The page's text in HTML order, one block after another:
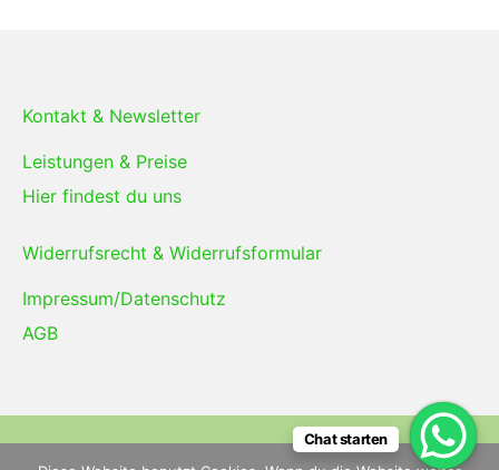
Kontakt & Newsletter
Leistungen & Preise
Hier findest du uns
Widerrufsrecht & Widerrufsformular
Impressum/Datenschutz
AGB
Energieheilschmiede— powered
Chat starten